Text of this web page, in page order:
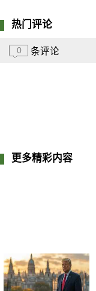
热门评论
0 条评论
更多精彩内容